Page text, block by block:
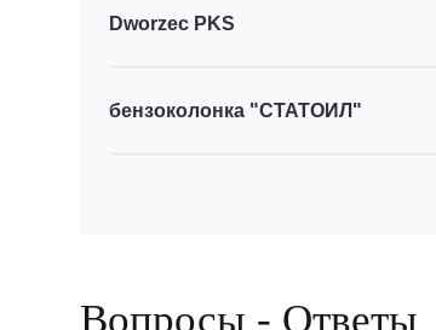
Dworzec PKS
бензоколонка "СТАТОИЛ"
Вопросы - Ответы